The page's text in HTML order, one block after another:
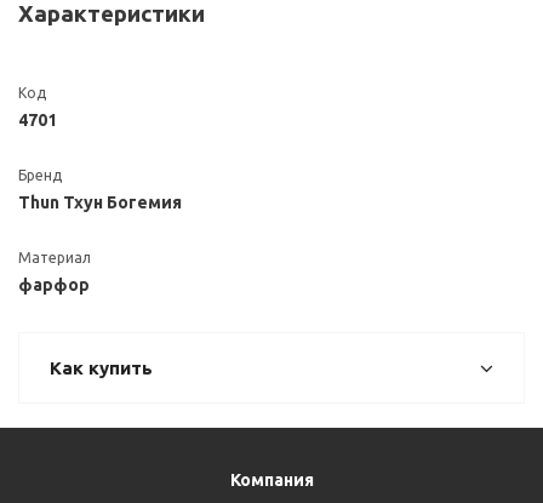
Характеристики
Код
4701
Бренд
Thun Тхун Богемия
Материал
фарфор
Как купить
Компания